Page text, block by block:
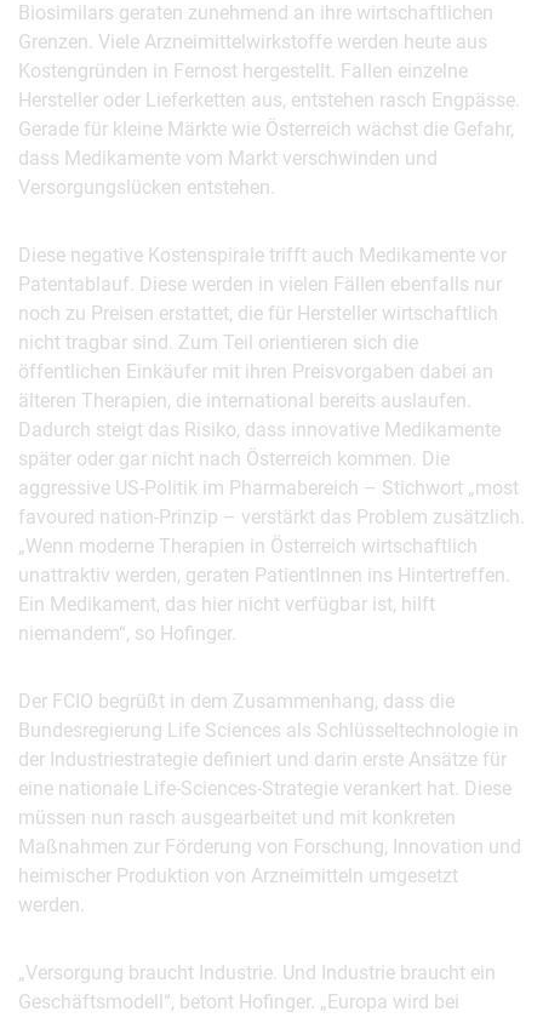
Biosimilars geraten zunehmend an ihre wirtschaftlichen
Grenzen. Viele Arzneimittelwirkstoffe werden heute aus
Kostengründen in Fernost hergestellt. Fallen einzelne
Hersteller oder Lieferketten aus, entstehen rasch Engpässe.
Gerade für kleine Märkte wie Österreich wächst die Gefahr,
dass Medikamente vom Markt verschwinden und
Versorgungslücken entstehen.
Diese negative Kostenspirale trifft auch Medikamente vor
Patentablauf. Diese werden in vielen Fällen ebenfalls nur
noch zu Preisen erstattet, die für Hersteller wirtschaftlich
nicht tragbar sind. Zum Teil orientieren sich die
öffentlichen Einkäufer mit ihren Preisvorgaben dabei an
älteren Therapien, die international bereits auslaufen.
Dadurch steigt das Risiko, dass innovative Medikamente
später oder gar nicht nach Österreich kommen. Die
aggressive US-Politik im Pharmabereich – Stichwort „most
favoured nation-Prinzip – verstärkt das Problem zusätzlich.
„Wenn moderne Therapien in Österreich wirtschaftlich
unattraktiv werden, geraten PatientInnen ins Hintertreffen.
Ein Medikament, das hier nicht verfügbar ist, hilft
niemandem“, so Hofinger.
Der FCIO begrüßt in dem Zusammenhang, dass die
Bundesregierung Life Sciences als Schlüsseltechnologie in
der Industriestrategie definiert und darin erste Ansätze für
eine nationale Life-Sciences-Strategie verankert hat. Diese
müssen nun rasch ausgearbeitet und mit konkreten
Maßnahmen zur Förderung von Forschung, Innovation und
heimischer Produktion von Arzneimitteln umgesetzt
werden.
„Versorgung braucht Industrie. Und Industrie braucht ein
Geschäftsmodell“, betont Hofinger. „Europa wird bei